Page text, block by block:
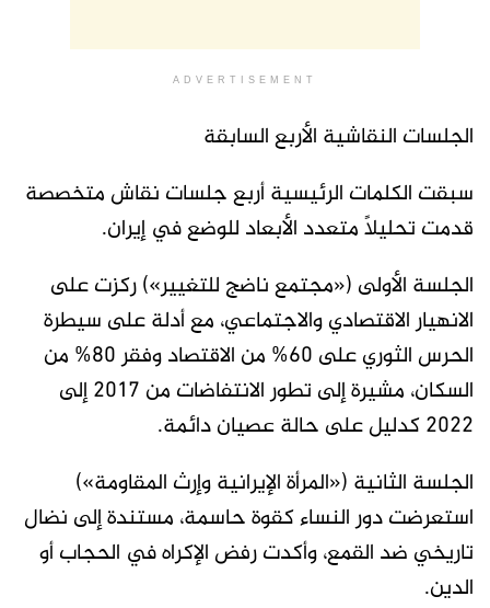
ADVERTISEMENT
الجلسات النقاشية الأربع السابقة
سبقت الكلمات الرئيسية أربع جلسات نقاش متخصصة
قدمت تحليلاً متعدد الأبعاد للوضع في إيران.
الجلسة الأولى («مجتمع ناضج للتغيير») ركزت على
الانهيار الاقتصادي والاجتماعي، مع أدلة على سيطرة
الحرس الثوري على 60% من الاقتصاد وفقر 80% من
السكان، مشيرة إلى تطور الانتفاضات من 2017 إلى
2022 كدليل على حالة عصيان دائمة.
الجلسة الثانية («المرأة الإيرانية وإرث المقاومة»)
استعرضت دور النساء كقوة حاسمة، مستندة إلى نضال
تاريخي ضد القمع، وأكدت رفض الإكراه في الحجاب أو
الدين.